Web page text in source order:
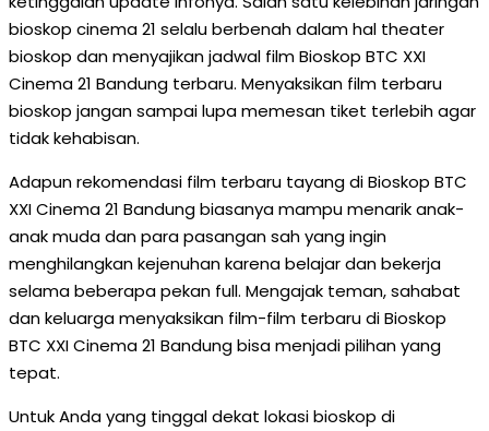
bioskop cinema 21 selalu berbenah dalam hal theater
bioskop dan menyajikan jadwal film Bioskop BTC XXI
Cinema 21 Bandung terbaru. Menyaksikan film terbaru
bioskop jangan sampai lupa memesan tiket terlebih agar
tidak kehabisan.
Adapun rekomendasi film terbaru tayang di Bioskop BTC
XXI Cinema 21 Bandung biasanya mampu menarik anak-
anak muda dan para pasangan sah yang ingin
menghilangkan kejenuhan karena belajar dan bekerja
selama beberapa pekan full. Mengajak teman, sahabat
dan keluarga menyaksikan film-film terbaru di Bioskop
BTC XXI Cinema 21 Bandung bisa menjadi pilihan yang
tepat.
Untuk Anda yang tinggal dekat lokasi bioskop di